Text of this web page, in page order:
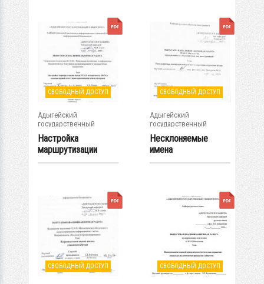
СВОБОДНЫЙ ДОСТУП
Адыгейский
государственный
университет
Настройка
маршрутизации
между VLAN по
СВОБОДНЫЙ ДОСТУП
Адыгейский
государственный
университет
Несклоняемые
имена
прилагательные в
СВОБОДНЫЙ ДОСТУП СВОБОДНЫЙ ДОСТУП